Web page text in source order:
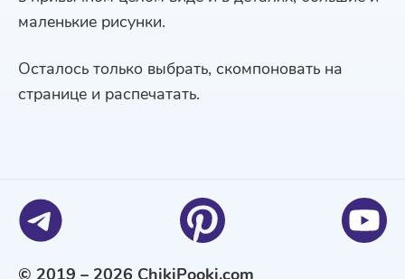
маленькие рисунки.
Осталось только выбрать, скомпоновать на
странице и распечатать.
© 2019 – 2026 ChikiPooki.com